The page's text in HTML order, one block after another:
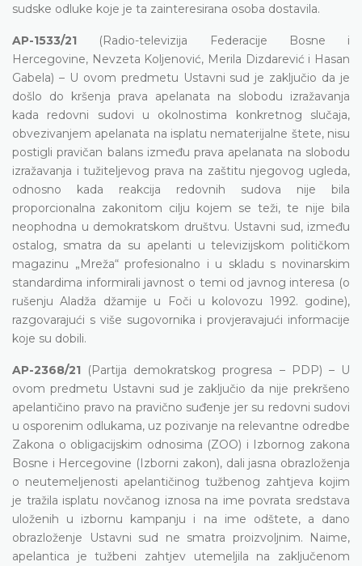
sudske odluke koje je ta zainteresirana osoba dostavila.
AP-1533/21 (Radio-televizija Federacije Bosne i
Hercegovine, Nevzeta Koljenović, Merila Dizdarević i Hasan
Gabela) – U ovom predmetu Ustavni sud je zaključio da je
došlo do kršenja prava apelanata na slobodu izražavanja
kada redovni sudovi u okolnostima konkretnog slučaja,
obvezivanjem apelanata na isplatu nematerijalne štete, nisu
postigli pravičan balans između prava apelanata na slobodu
izražavanja i tužiteljevog prava na zaštitu njegovog ugleda,
odnosno kada reakcija redovnih sudova nije bila
proporcionalna zakonitom cilju kojem se teži, te nije bila
neophodna u demokratskom društvu. Ustavni sud, između
ostalog, smatra da su apelanti u televizijskom političkom
magazinu „Mreža“ profesionalno i u skladu s novinarskim
standardima informirali javnost o temi od javnog interesa (o
rušenju Aladža džamije u Foči u kolovozu 1992. godine),
razgovarajući s više sugovornika i provjeravajući informacije
koje su dobili.
AP-2368/21 (Partija demokratskog progresa – PDP) – U
ovom predmetu Ustavni sud je zaključio da nije prekršeno
apelantičino pravo na pravično suđenje jer su redovni sudovi
u osporenim odlukama, uz pozivanje na relevantne odredbe
Zakona o obligacijskim odnosima (ZOO) i Izbornog zakona
Bosne i Hercegovine (Izborni zakon), dali jasna obrazloženja
o neutemeljenosti apelantičinog tužbenog zahtjeva kojim
je tražila isplatu novčanog iznosa na ime povrata sredstava
uloženih u izbornu kampanju i na ime odštete, a dano
obrazloženje Ustavni sud ne smatra proizvoljnim. Naime,
apelantica je tužbeni zahtjev utemeljila na zaključenom